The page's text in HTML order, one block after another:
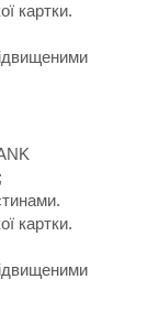
картки.
картки.